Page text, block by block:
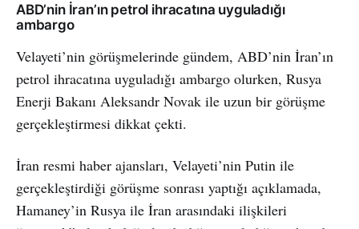
ABD’nin İran’ın petrol ihracatına uyguladığı
ambargo
Velayeti’nin görüşmelerinde gündem, ABD’nin İran’ın
petrol ihracatına uyguladığı ambargo olurken, Rusya
Enerji Bakanı Aleksandr Novak ile uzun bir görüşme
gerçekleştirmesi dikkat çekti.
İran resmi haber ajansları, Velayeti’nin Putin ile
gerçekleştirdiği görüşme sonrası yaptığı açıklamada,
Hamaney’in Rusya ile İran arasındaki ilişkileri